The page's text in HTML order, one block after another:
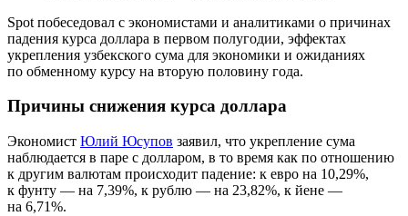
Spot побеседовал с экономистами и аналитиками о причинах
падения курса доллара в первом полугодии, эффектах
укрепления узбекского сума для экономики и ожиданиях
по обменному курсу на вторую половину года.
Причины снижения курса доллара
Экономист Юлий Юсупов заявил, что укрепление сума
наблюдается в паре с долларом, в то время как по отношению
к другим валютам происходит падение: к евро на 10,29%,
к фунту — на 7,39%, к рублю — на 23,82%, к йене —
на 6,71%.